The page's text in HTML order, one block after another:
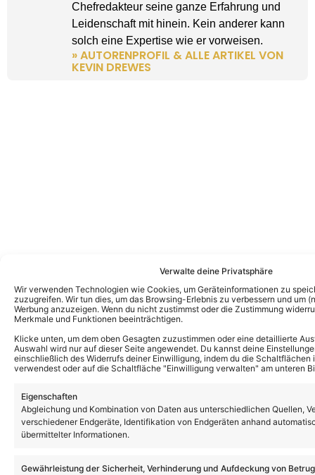
Verwalte deine Privatsphäre
Wir verwenden Technologien wie Cookies, um Geräteinformationen zu
zuzugreifen. Wir tun dies, um das Browsing-Erlebnis zu verbessern und um
Werbung anzuzeigen. Wenn du nicht zustimmst oder die Zustimmung
Merkmale und Funktionen beeinträchtigen.
Klicke unten, um dem oben Gesagten zuzustimmen oder eine detaillierte
Auswahl wird nur auf dieser Seite angewendet. Du kannst deine
einschließlich des Widerrufs deiner Einwilligung, indem du die
verwendest oder auf die Schaltfläche "Einwilligung verwalten" am unteren
Eigenschaften
Abgleichung und Kombination von Daten aus unterschiedlichen Quellen,
verschiedener Endgeräte, Identifikation von Endgeräten anhand
übermittelter Informationen.
Gewährleistung der Sicherheit, Verhinderung und Aufdeckung von
Chefredakteur seine ganze Erfahrung und
Leidenschaft mit hinein. Kein anderer kann
solch eine Expertise wie er vorweisen.
» AUTORENPROFIL & ALLE ARTIKEL VON
KEVIN DREWES
Das könnte Euch auch interessieren:
Charlien spricht offen über Erfolgsdruck,
ihre Karriere und was sie in der Branche